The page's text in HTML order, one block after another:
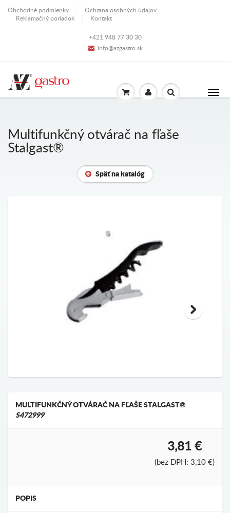
Obchodné podmienky
Ochrana osobných údajov
Reklamačný poriadok
Kontakt
+421 948 77 30 30
info@azgastro.sk
Multifunkčný otvárač na fľaše
Stalgast®
Späť na katalóg
MULTIFUNKČNÝ OTVÁRAČ NA FĽAŠE STALGAST®
S472999
3,81 €
(bez DPH: 3,10 €)
POPIS